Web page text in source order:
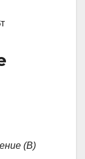
(В)